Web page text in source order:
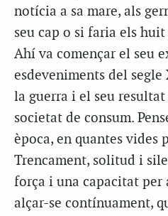
notícia a sa mare, als
seu cap o si faria els
Ahí va començar el seu
esdeveniments del
la guerra i el seu
societat de consum.
època, en quantes vides
Trencament, solitud i
força i una capacitat per
alçar-se contínuament,